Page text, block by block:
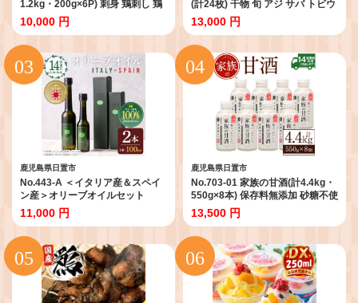
1.2kg・200g×6P) 刺身 鶏刺し 鶏
肉 お肉 小分け 個包装 晩酌 おつま
み おかず 冷凍 【やきにく茶屋和
昇】
10,000 円
(計24枚) 干物 旬 アジ サバ トビウ
オ かます みりん干し タイ 詰め合
わせ セット 魚介類【みのだ食
品】
13,000 円
鹿児島県日置市
No.443-A ＜イタリア産＆スペイ
ン産＞オリーブオイルセット
(100ml×2本) 油 食用油 オイル 希
少 HIOKI OLIVE FARM エクスト
ラバージン【鹿児島オリーブ】
11,000 円
鹿児島県日置市
No.703-01 家族の甘酒(計4.4kg・
550g×8本) 保存料無添加 砂糖不使
用 ノンアルコール 麹 お米 国産
【西酒造】
13,500 円